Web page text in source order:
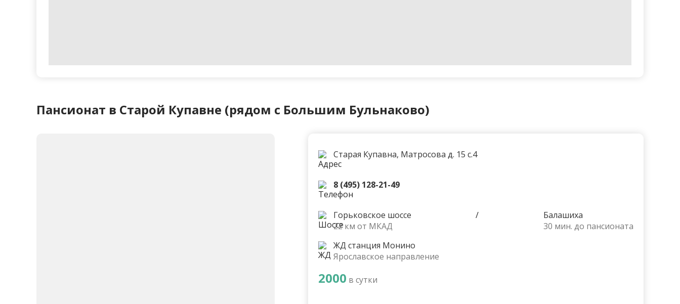
Пансионат в Старой Купавне (рядом с Большим Бульнаково)
Старая Купавна, Матросова д. 15 с.4
8 (495) 128-21-49
Горьковское шоссе
22 км от МКАД
/
Балашиха
30 мин. до пансионата
ЖД станция Монино
Ярославское направление
2000 в сутки